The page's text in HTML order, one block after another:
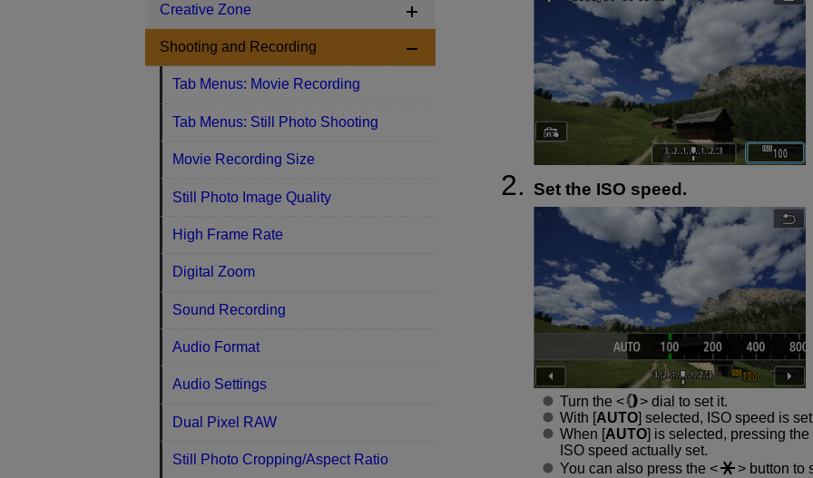
Set the ISO speed.
Turn the
dial to set it.
With [AUTO] selected, ISO speed is
When [AUTO] is selected, pressing
ISO speed actually set.
You can also press the
button to
Creative Zone
Shooting and Recording
Tab Menus: Movie Recording
Tab Menus: Still Photo Shooting
Movie Recording Size
Still Photo Image Quality
High Frame Rate
Digital Zoom
Sound Recording
Audio Format
Audio Settings
Dual Pixel RAW
Still Photo Cropping/Aspect Ratio